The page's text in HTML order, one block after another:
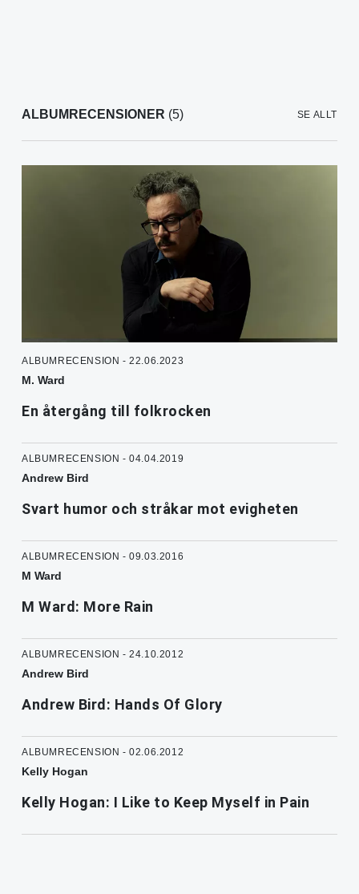
ALBUMRECENSIONER (5) SE ALLT
ALBUMRECENSION - 22.06.2023
M. Ward
En återgång till folkrocken
ALBUMRECENSION - 04.04.2019
Andrew Bird
Svart humor och stråkar mot evigheten
ALBUMRECENSION - 09.03.2016
M Ward
M Ward: More Rain
ALBUMRECENSION - 24.10.2012
Andrew Bird
Andrew Bird: Hands Of Glory
ALBUMRECENSION - 02.06.2012
Kelly Hogan
Kelly Hogan: I Like to Keep Myself in Pain